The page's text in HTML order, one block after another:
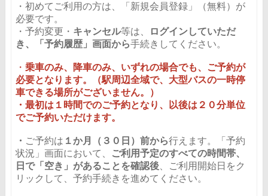
・初めてご利用の方は、「新規会員登録」（無料）が
必要です。
・予約変更・ キャンセル等は、
ログインしていただ
き、「予約履歴」画面から手続きしてください。
・ 乗車のみ、降車のみ、いずれの場合でも、ご予約が
必要となります。（駅周辺全域で、大型バスの一時停
車できる場所がございません。）
・最初は１時間でのご予約となり、以後は２０分単位
でご予約いただけます。
・ ご予約は １か月（３０日）前から行えます。「予約
状況」画面において、
ご利用予定のすべての時間帯、
日で「空き」があることを確認後、ご利用開始日をク
リックして、予約手続きを進めてください。